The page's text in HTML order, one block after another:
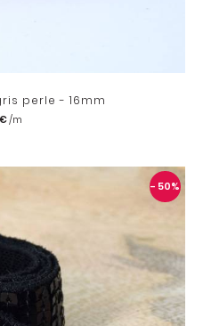
perle - 16mm
- 50%